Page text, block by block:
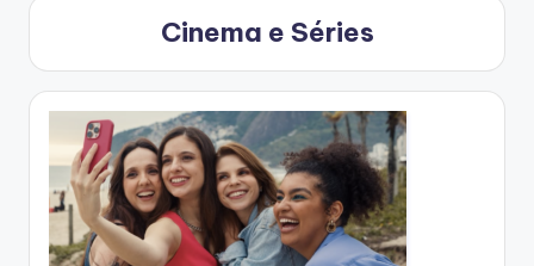
Cinema e Séries